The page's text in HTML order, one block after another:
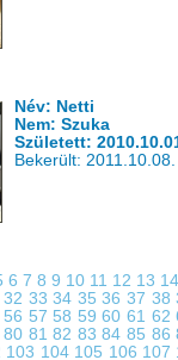
Név: Netti
Nem: Szuka
Született:
Bekerült: 2011.10.08.
6 7 8 9 10 11 12 13
32 3334 353637 38
56 57 58 596061 62
80 8182 838485 86
103 104 105 106 107